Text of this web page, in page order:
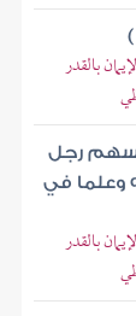
بالقدر
رجل
وعلما في
بالقدر